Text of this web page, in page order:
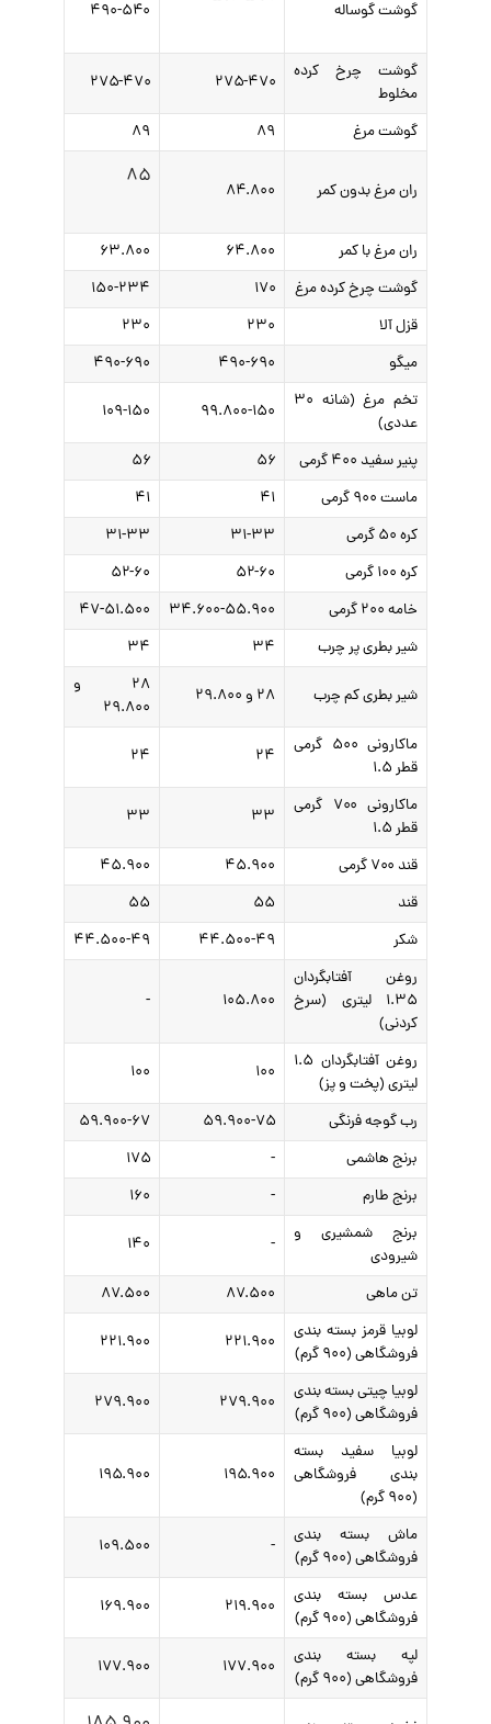
گوشت گوساله ۴۹۰-۵۴۰
گوشت چرخ کرده
مخلوط
۲۷۵-۴۷۰ ۲۷۵-۴۷۰
گوشت مرغ ۸۹ ۸۹
ران مرغ بدون کمر ۸۴.۸۰۰
۸۵
ران مرغ با کمر ۶۴.۸۰۰
۶۳.۸۰۰
گوشت چرخ کرده مرغ
۱۷۰
۱۵۰-۲۳۴
قزل آلا
۲۳۰
۲۳۰
میگو
۴۹۰-۶۹۰
۴۹۰-۶۹۰
تخم مرغ (شانه ۳۰
عددی)
۹۹.۸۰۰-۱۵۰ ۱۰۹-۱۵۰
پنیر سفید ۴۰۰ گرمی ۵۶
۵۶
ماست ۹۰۰ گرمی
۴۱
۴۱
کره ۵۰ گرمی
۳۱-۳۳
۳۱-۳۳
کره ۱۰۰ گرمی
۵۲-۶۰
۵۲-۶۰
خامه ۲۰۰ گرمی
۳۴.۶۰۰-۵۵.۹۰۰
۴۷-۵۱.۵۰۰
شیر بطری پر چرب
۳۴ ۳۴
شیر بطری کم چرب ۲۸ و ۲۹.۸۰۰
۲۸ و
۲۹.۸۰۰
ماکارونی ۵۰۰ گرمی
قطر ۱.۵
۲۴ ۲۴
ماکارونی ۷۰۰ گرمی
قطر ۱.۵
۳۳ ۳۳
قند ۷۰۰ گرمی ۴۵.۹۰۰
۴۵.۹۰۰
قند
۵۵
۵۵
شکر
۴۴.۵۰۰-۴۹
۴۴.۵۰۰-۴۹
روغن آفتابگردان
۱.۳۵ لیتری (سرخ
کردنی)
۱۰۵.۸۰۰ -
روغن آفتابگردان ۱.۵
لیتری (پخت و پز)
۱۰۰ ۱۰۰
رب گوجه فرنگی ۵۹.۹۰۰-۷۵
۵۹.۹۰۰-۶۷
برنج هاشمی
-
۱۷۵
برنج طارم
-
۱۶۰
برنج شمشیری و
شیرودی
- ۱۴۰
تن ماهی ۸۷.۵۰۰
۸۷.۵۰۰
لوبیا قرمز بسته بندی
فروشگاهی (۹۰۰ گرم)
۲۲۱.۹۰۰ ۲۲۱.۹۰۰
لوبیا چیتی بسته بندی
فروشگاهی (۹۰۰ گرم)
۲۷۹.۹۰۰ ۲۷۹.۹۰۰
لوبیا سفید بسته
بندی فروشگاهی
(۹۰۰ گرم)
۱۹۵.۹۰۰ ۱۹۵.۹۰۰
ماش بسته بندی
فروشگاهی (۹۰۰ گرم)
- ۱۰۹.۵۰۰
عدس بسته بندی
فروشگاهی (۹۰۰ گرم)
۲۱۹.۹۰۰ ۱۶۹.۹۰۰
لپه بسته بندی
فروشگاهی (۹۰۰ گرم)
۱۷۷.۹۰۰ ۱۷۷.۹۰۰